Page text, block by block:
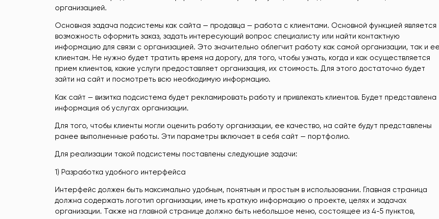
организацией.
Основная задача подсистемы как сайта — продавца — работа с клиентами. Основной функцией является
возможность оформить заказ, задать интересующий вопрос специалисту или найти контактную
информацию для связи с организацией. Это значительно облегчит работу как самой организации, так и
клиентам. Не нужно будет тратить время на дорогу, для того, чтобы узнать, когда и как осуществляется
прием клиентов, какие услуги предоставляет организация, их стоимость. Для этого достаточно будет
зайти на сайт и посмотреть всю необходимую информацию.
Как сайт — визитка подсистема будет рекламировать работу и привлекать клиентов. Будет представлена
информация об услугах организации.
Для того, чтобы клиенты могли оценить работу организации, ее качество, на сайте будут представлены
ранее выполненные работы. Эти параметры включает в себя сайт — портфолио.
Для реализации такой подсистемы поставлены следующие задачи:
1) Разработка удобного интерфейса
Интерфейс должен быть максимально удобным, понятным и простым в использовании. Главная страница
должна содержать логотип организации, иметь краткую информацию о проекте, целях и задачах
организации. Также на главной странице должно быть небольшое меню, состоящее из 4-5 пунктов,